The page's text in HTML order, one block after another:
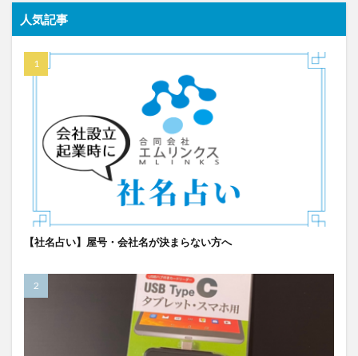
人気記事
【社名占い】屋号・会社名が決まらない方へ